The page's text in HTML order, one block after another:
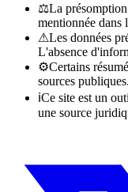
⚖La
mentionnée dans
⚠Les données
L'absence
⚙Certains
sources publiques.
ℹCe site est un
une source